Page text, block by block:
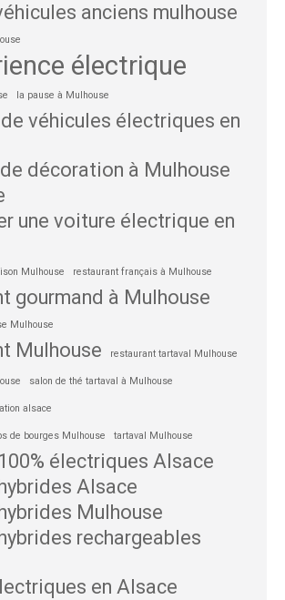
anciens mulhouse
électrique
la pause à Mulhouse
véhicules électriques en
décoration à Mulhouse
une voiture électrique en
Mulhouse restaurant français à Mulhouse
gourmand à Mulhouse
Mulhouse
Mulhouse restaurant tartaval Mulhouse
salon de thé tartaval à Mulhouse
alsace
de bourges Mulhouse tartaval Mulhouse
électriques Alsace
Alsace
Mulhouse
rechargeables
en Alsace